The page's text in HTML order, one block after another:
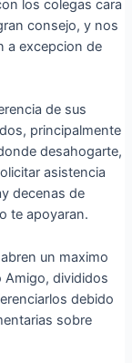
los colegas cara
consejo, y nos
a excepcion de
de sus
principalmente
desahogarte,
asistencia
decenas de
te apoyaran.
un maximo
Amigo, divididos
debido
sobre